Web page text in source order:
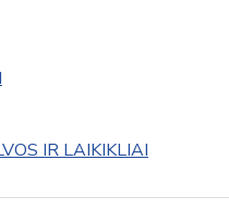
IR LAIKIKLIAI